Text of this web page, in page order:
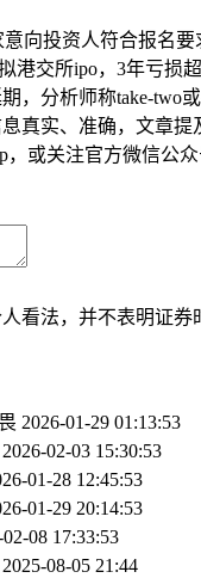
向投资人符合报名要
港交所ipo，3年亏损超
，分析师称take-two
真实、准确，文章
，或关注官方微信公
看法，并不表明证券
2026-01-29 01:13:53
2026-02-03 15:30:53
01-28 12:45:53
01-29 20:14:53
02-08 17:33:53
2025-08-05 21:44